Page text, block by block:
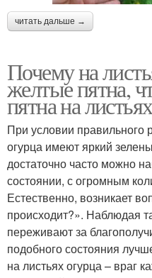
читать дальше →
Почему на
желтые пятна,
пятна на
При условии правильного
огурца имеют яркий
достаточно часто можно
состоянии, с огромным
Естественно, возникает
происходит?». Наблюдая
переживают за
подобного состояния
на листьях огурца – враг